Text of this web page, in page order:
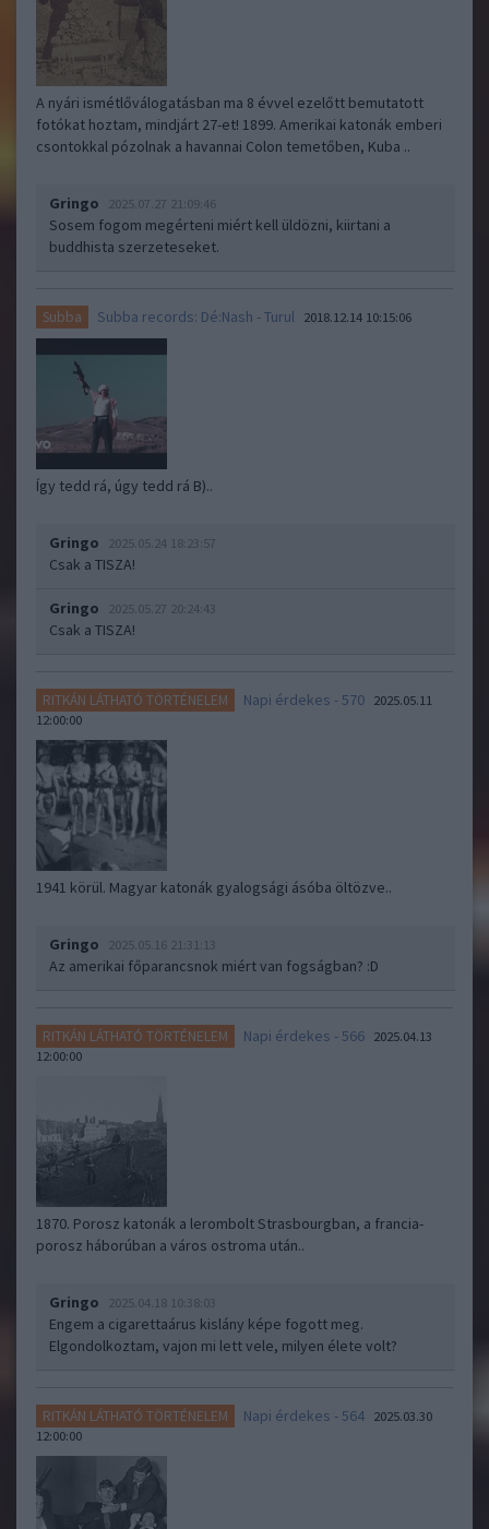
A nyári ismétlőválogatásban ma 8 évvel ezelőtt bemutatott
fotókat hoztam, mindjárt 27-et! 1899. Amerikai katonák emberi
csontokkal pózolnak a havannai Colon temetőben, Kuba ..
Gringo 2025.07.27 21:09:46
Sosem fogom megérteni miért kell üldözni, kiirtani a
buddhista szerzeteseket.
Subba Subba records: Dé:Nash - Turul 2018.12.14 10:15:06
Így tedd rá, úgy tedd rá B)..
Gringo 2025.05.24 18:23:57
Csak a TISZA!
Gringo 2025.05.27 20:24:43
Csak a TISZA!
RITKÁN LÁTHATÓ TÖRTÉNELEM Napi érdekes - 570 2025.05.11
12:00:00
1941 körül. Magyar katonák gyalogsági ásóba öltözve..
Gringo 2025.05.16 21:31:13
Az amerikai főparancsnok miért van fogságban? :D
RITKÁN LÁTHATÓ TÖRTÉNELEM Napi érdekes - 566 2025.04.13
12:00:00
1870. Porosz katonák a lerombolt Strasbourgban, a francia-
porosz háborúban a város ostroma után..
Gringo 2025.04.18 10:38:03
Engem a cigarettaárus kislány képe fogott meg.
Elgondolkoztam, vajon mi lett vele, milyen élete volt?
RITKÁN LÁTHATÓ TÖRTÉNELEM Napi érdekes - 564 2025.03.30
12:00:00